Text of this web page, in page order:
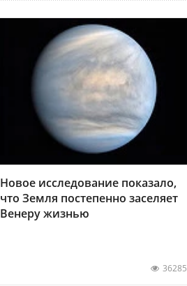
Новое исследование показало,
что Земля постепенно заселяет
Венеру жизнью
36285